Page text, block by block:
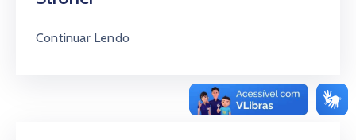
Continuar Lendo